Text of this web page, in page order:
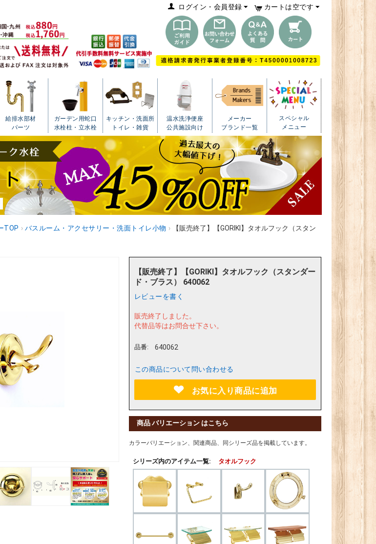
カートは空です
ログイン・会員登録
給排水部材
パーツ
ガーデン用蛇口
水栓柱・立水栓
キッチン・洗面所
トイレ・雑貨
温水洗浄便座
公共施設向け
メーカー
ブランド一覧
スペシャル
メニュー
TOP › バスルーム・アクセサリー・洗面トイレ小物 ›
【販売終了】【GORIKI】タオルフック（スタン
【販売終了】【GORIKI】タオルフック（スタンダー
ド・ブラス） 640062
レビューを書く
販売終了しました。
代替品等はお問合せ下さい。
品番: 640062
この商品について問い合わせる
お気に入り商品に追加
商品 バリエーション はこちら
カラーバリエーション、関連商品、同シリーズ品を掲載しています。
シリーズ内のアイテム一覧: タオルフック